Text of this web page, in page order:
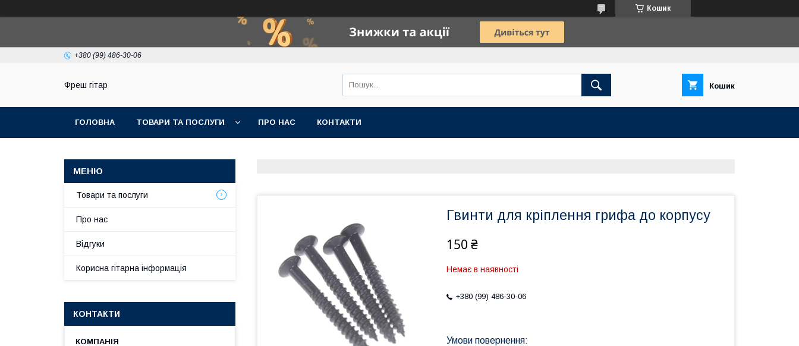
Кошик
+380 (99) 486-30-06
Фреш гітар Кошик
ГОЛОВНА ТОВАРИ ТА ПОСЛУГИ ПРО НАС КОНТАКТИ
Гвинти для кріплення грифа до корпусу
150 ₴
Немає в наявності
+380 (99) 486-30-06
Товари та послуги
Про нас
Відгуки
Корисна гітарна інформація
КОНТАКТИ